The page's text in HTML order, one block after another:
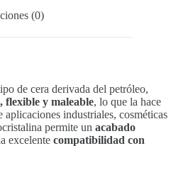
(0)
de cera derivada del petróleo,
flexible y maleable, lo que la hace
industriales, cosméticas
permite un acabado
excelente compatibilidad con